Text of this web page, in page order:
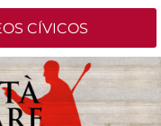
CÍVICOS